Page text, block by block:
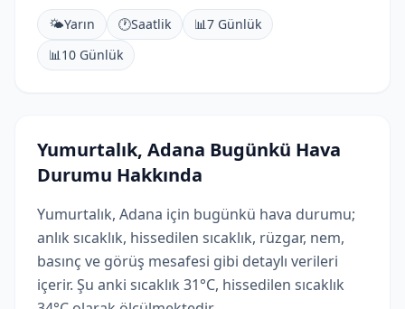
🌤️Yarın 🕐Saatlik 📊7 Günlük
📊10 Günlük
Yumurtalık, Adana Bugünkü Hava
Durumu Hakkında
Yumurtalık, Adana için bugünkü hava durumu;
anlık sıcaklık, hissedilen sıcaklık, rüzgar, nem,
basınç ve görüş mesafesi gibi detaylı verileri
içerir. Şu anki sıcaklık 31°C, hissedilen sıcaklık